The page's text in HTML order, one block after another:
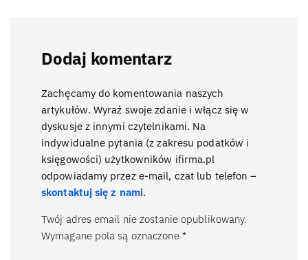
Dodaj komentarz
Zachęcamy do komentowania naszych
artykułów. Wyraź swoje zdanie i włącz się w
dyskusje z innymi czytelnikami. Na
indywidualne pytania (z zakresu podatków i
księgowości) użytkowników ifirma.pl
odpowiadamy przez e-mail, czat lub telefon –
skontaktuj się z nami.
Twój adres email nie zostanie opublikowany.
Wymagane pola są oznaczone *